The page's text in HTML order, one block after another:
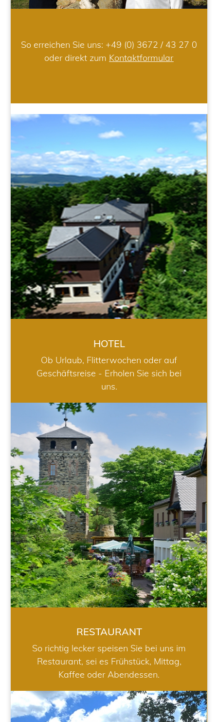
So erreichen Sie uns: +49 (0) 3672 / 43 27 0
oder direkt zum Kontaktformular
HOTEL
HOTEL
Ob Urlaub, Flitterwochen oder auf
Geschäftsreise - Erholen Sie sich bei
uns.
RESTAURANT
RESTAURANT
So richtig lecker speisen Sie bei uns im
Restaurant, sei es Frühstück, Mittag,
Kaffee oder Abendessen.